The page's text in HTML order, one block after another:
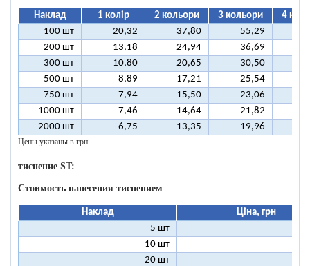
Наклад 1 колір 2 кольори 3 кольори
4
100 шт
20,32 37,80 55,29
200 шт
13,18 24,94 36,69
300 шт
10,80 20,65 30,50
500 шт
8,89 17,21 25,54
750 шт
7,94 15,50 23,06
1000 шт
7,46 14,64 21,82
2000 шт
6,75 13,35 19,96
Цены указаны в грн.
тиснение ST:
Стоимость нанесения тиснением
Наклад
Ціна, грн
5 шт
10 шт
20 шт